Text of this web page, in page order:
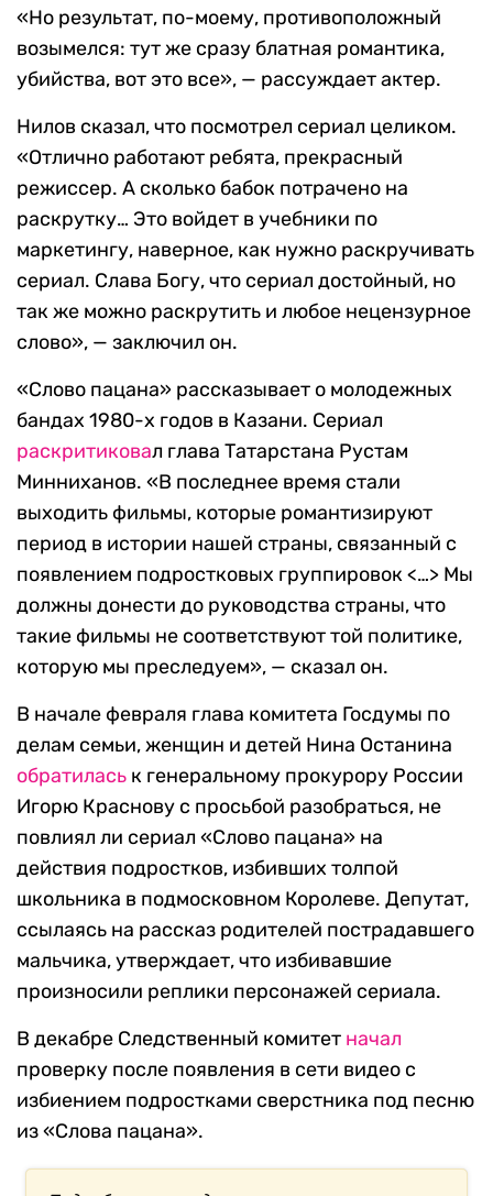
«Но результат, по-моему, противоположный
возымелся: тут же сразу блатная романтика,
убийства, вот это все», — рассуждает актер.
Нилов сказал, что посмотрел сериал целиком.
«Отлично работают ребята, прекрасный
режиссер. А сколько бабок потрачено на
раскрутку… Это войдет в учебники по
маркетингу, наверное, как нужно раскручивать
сериал. Слава Богу, что сериал достойный, но
так же можно раскрутить и любое нецензурное
слово», — заключил он.
«Слово пацана» рассказывает о молодежных
бандах 1980-х годов в Казани. Сериал
раскритиковал глава Татарстана Рустам
Минниханов. «В последнее время стали
выходить фильмы, которые романтизируют
период в истории нашей страны, связанный с
появлением подростковых группировок <…> Мы
должны донести до руководства страны, что
такие фильмы не соответствуют той политике,
которую мы преследуем», — сказал он.
В начале февраля глава комитета Госдумы по
делам семьи, женщин и детей Нина Останина
обратилась к генеральному прокурору России
Игорю Краснову с просьбой разобраться, не
повлиял ли сериал «Слово пацана» на
действия подростков, избивших толпой
школьника в подмосковном Королеве. Депутат,
ссылаясь на рассказ родителей пострадавшего
мальчика, утверждает, что избивавшие
произносили реплики персонажей сериала.
В декабре Следственный комитет начал
проверку после появления в сети видео с
избиением подростками сверстника под песню
из «Слова пацана».